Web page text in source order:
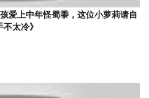
爱上中年怪蜀黍，这位小萝莉请自
太冷》